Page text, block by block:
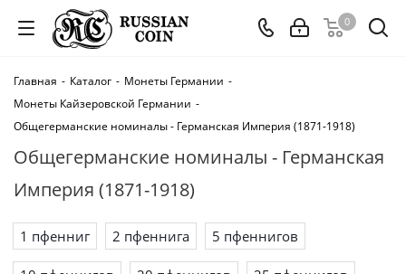
0
Главная - Каталог - Монеты Германии -
Монеты Кайзеровской Германии -
Общегерманские номиналы - Германская Империя (1871-1918)
Общегерманские номиналы - Германская
Империя (1871-1918)
1 пфенниг 2 пфеннига 5 пфеннигов